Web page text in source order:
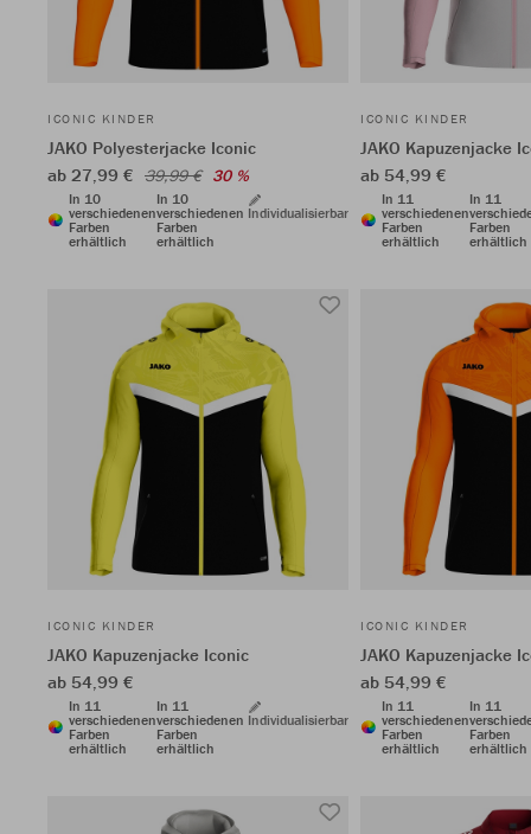
ICONIC KINDER
JAKO Polyesterjacke Iconic
ab 27,99 € 39,99 € 30 %
In 10
verschiedenen
Farben
erhältlich
In 10
verschiedenen
Farben
erhältlich
Individualisierbar
ICONIC KINDER
JAKO Kapuzenjacke
ab 54,99 €
In 11
verschiedenen
Farben
erhältlich
In 11
Farben
erhältlich
ICONIC KINDER
JAKO Kapuzenjacke Iconic
ab 54,99 €
In 11
verschiedenen
Farben
erhältlich
In 11
verschiedenen
Farben
erhältlich
Individualisierbar
ICONIC KINDER
JAKO Kapuzenjacke
ab 54,99 €
In 11
verschiedenen
Farben
erhältlich
In 11
Farben
erhältlich